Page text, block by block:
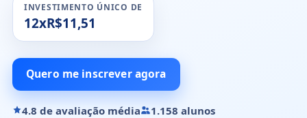
INVESTIMENTO ÚNICO DE
12xR$11,51
Quero me inscrever agora
4.8 de avaliação média 1.158 alunos